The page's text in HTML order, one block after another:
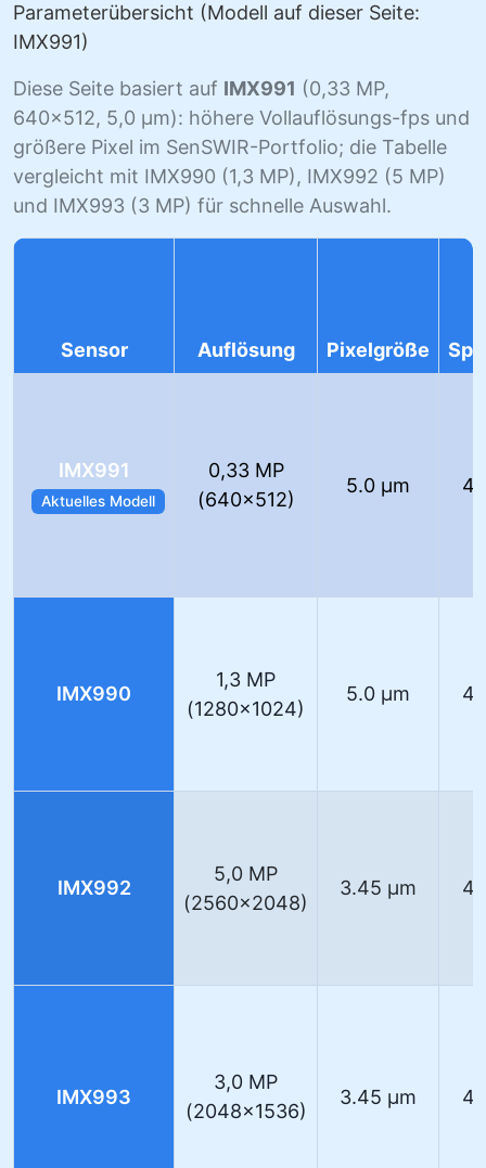
Parameterübersicht (Modell auf dieser Seite:
IMX991)
Diese Seite basiert auf IMX991 (0,33 MP,
640×512, 5,0 µm): höhere Vollauflösungs-fps und
größere Pixel im SenSWIR-Portfolio; die Tabelle
vergleicht mit IMX990 (1,3 MP), IMX992 (5 MP)
und IMX993 (3 MP) für schnelle Auswahl.
Sensor Auflösung Pixelgröße
IMX991
Aktuelles Modell
0,33 MP
(640×512)
5.0 µm
IMX990
1,3 MP
(1280×1024)
5.0 µm
IMX992
5,0 MP
(2560×2048)
3.45 µm
IMX993
3,0 MP
(2048×1536)
3.45 µm